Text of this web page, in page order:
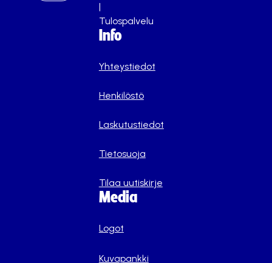
|
Tulospalvelu
Info
Yhteystiedot
Henkilöstö
Laskutustiedot
Tietosuoja
Tilaa uutiskirje
Media
Logot
Kuvapankki